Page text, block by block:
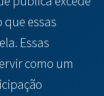
essas
Essas
como um